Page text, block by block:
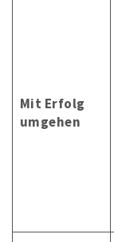
Mit Erfolg
umgehen